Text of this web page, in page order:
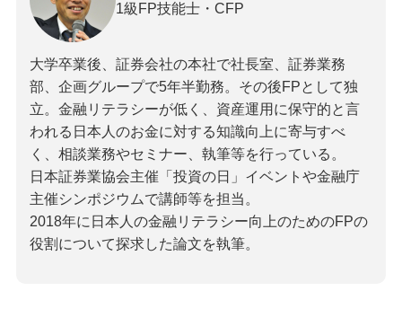
1級FP技能士・CFP
大学卒業後、証券会社の本社で社長室、証券業務
部、企画グループで5年半勤務。その後FPとして独
立。金融リテラシーが低く、資産運用に保守的と言
われる日本人のお金に対する知識向上に寄与すべ
く、相談業務やセミナー、執筆等を行っている。
日本証券業協会主催「投資の日」イベントや金融庁
主催シンポジウムで講師等を担当。
2018年に日本人の金融リテラシー向上のためのFPの
役割について探求した論文を執筆。